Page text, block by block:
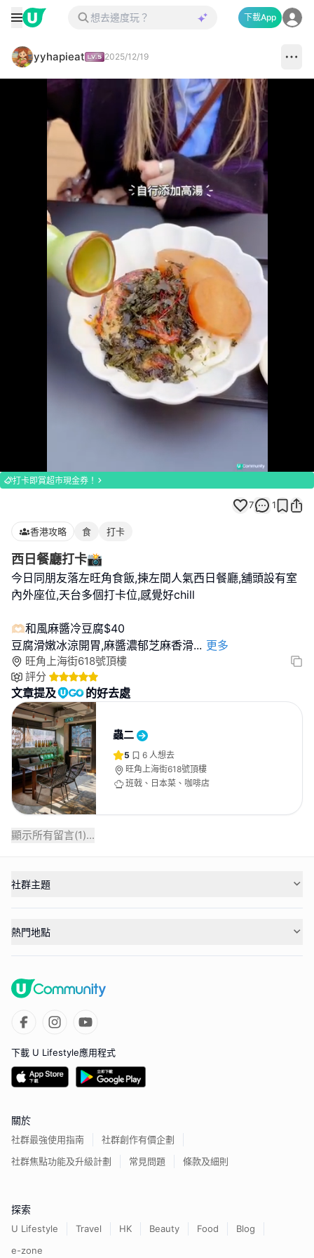
下載App
yyhapieat 2025/12/19
100.00%
打卡即賞超市現金券！
7 1
香港攻略 食 打卡
西日餐廳打卡📸
今日同朋友落左旺角食飯,揀左間人氣西日餐廳,舖頭設有室
內外座位,天台多個打卡位,感覺好chill
🫶🏻和風麻醬冷豆腐$40
豆腐滑嫩冰涼開胃,麻醬濃郁芝麻香滑... 更多
旺角上海街618號頂樓
評分
文章提及 的好去處
蟲二
5 6 人想去
旺角上海街618號頂樓
班戟、日本菜、咖啡店
顯示所有留言(1)...
社群主題
熱門地點
下載 U Lifestyle應用程式
關於
社群最強使用指南
社群創作有價企劃
社群焦點功能及升級計劃
常見問題 條款及細則
探索
U Lifestyle Travel HK Beauty Food
Blog
e-zone